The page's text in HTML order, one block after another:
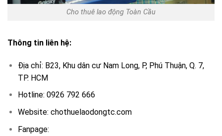
Cho thuê lao động Toàn Cầu
Thông tin liên hệ:
Địa chỉ: B23, Khu dân cư Nam Long, P, Phú Thuận, Q. 7,
TP. HCM
Hotline: 0926 792 666
Website: chothuelaodongtc.com
Fanpage: